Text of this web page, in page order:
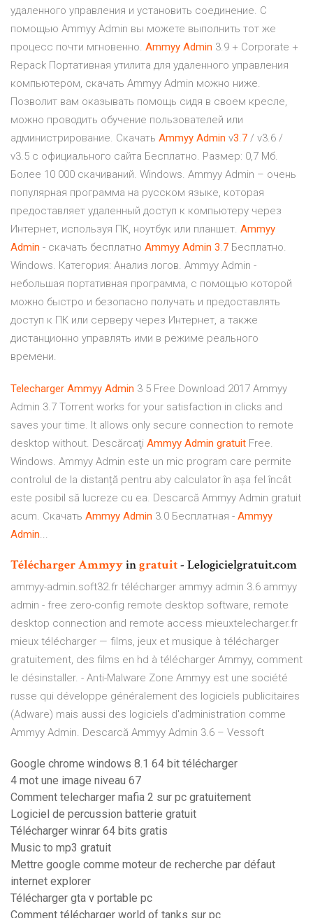
удаленного управления и установить соединение. С
помощью Ammyy Admin вы можете выполнить тот же
процесс почти мгновенно. Ammyy Admin 3.9 + Corporate +
Repack Портативная утилита для удаленного управления
компьютером, скачать Ammyy Admin можно ниже.
Позволит вам оказывать помощь сидя в своем кресле,
можно проводить обучение пользователей или
администрирование. Скачать Ammyy Admin v3.7 / v3.6 /
v3.5 с официального сайта Бесплатно. Размер: 0,7 Мб.
Более 10 000 скачиваний. Windows. Ammyy Admin – очень
популярная программа на русском языке, которая
предоставляет удаленный доступ к компьютеру через
Интернет, используя ПК, ноутбук или планшет. Ammyy
Admin - скачать бесплатно Ammyy Admin 3.7 Бесплатно.
Windows. Категория: Анализ логов. Ammyy Admin -
небольшая портативная программа, с помощью которой
можно быстро и безопасно получать и предоставлять
доступ к ПК или серверу через Интернет, а также
дистанционно управлять ими в режиме реального
времени.
Telecharger Ammyy Admin 3 5 Free Download 2017 Ammyy
Admin 3.7 Torrent works for your satisfaction in clicks and
saves your time. It allows only secure connection to remote
desktop without. Descărcaţi Ammyy Admin gratuit Free.
Windows. Ammyy Admin este un mic program care permite
controlul de la distanță pentru aby calculator în așa fel încât
este posibil să lucreze cu ea. Descarcă Ammyy Admin gratuit
acum. Скачать Ammyy Admin 3.0 Бесплатная - Ammyy
Admin...
TéléchargerAmmyyingratuit- Lelogicielgratuit.com
ammyy-admin.soft32.fr télécharger ammyy admin 3.6 ammyy
admin - free zero-config remote desktop software, remote
desktop connection and remote access mieuxtelecharger.fr
mieux télécharger — films, jeux et musique à télécharger
gratuitement, des films en hd à télécharger Ammyy, comment
le désinstaller. - Anti-Malware Zone Ammyy est une société
russe qui développe généralement des logiciels publicitaires
(Adware) mais aussi des logiciels d'administration comme
Ammyy Admin. Descarcă Ammyy Admin 3.6 – Vessoft
Google chrome windows 8.1 64 bit télécharger
4 mot une image niveau 67
Comment telecharger mafia 2 sur pc gratuitement
Logiciel de percussion batterie gratuit
Télécharger winrar 64 bits gratis
Music to mp3 gratuit
Mettre google comme moteur de recherche par défaut
internet explorer
Télécharger gta v portable pc
Comment télécharger world of tanks sur pc